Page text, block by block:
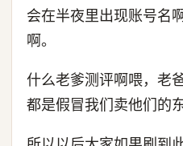
会在半夜里出现账号名
啊。
什么老爹测评啊喂，老
都是假冒我们卖他们的东